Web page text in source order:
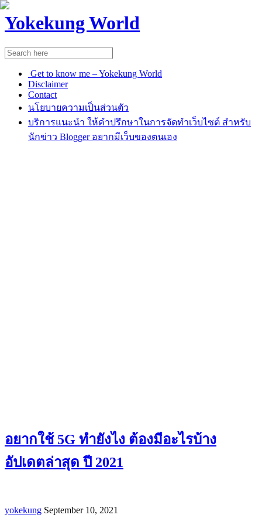
Yokekung World
Get to know me – Yokekung World
Disclaimer
Contact
นโยบายความเป็นส่วนตัว
บริการแนะนำ ให้คำปรึกษาในการจัดทำเว็บไซต์ สำหรับ
นักข่าว Blogger อยากมีเว็บของตนเอง
อยากใช้ 5G ทำยังไง ต้องมีอะไรบ้าง
อัปเดตล่าสุด ปี 2021
yokekung September 10, 2021